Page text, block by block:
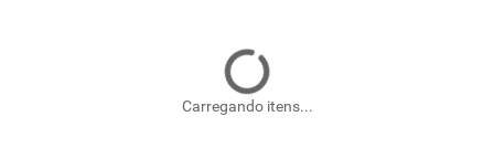
Carregando itens...